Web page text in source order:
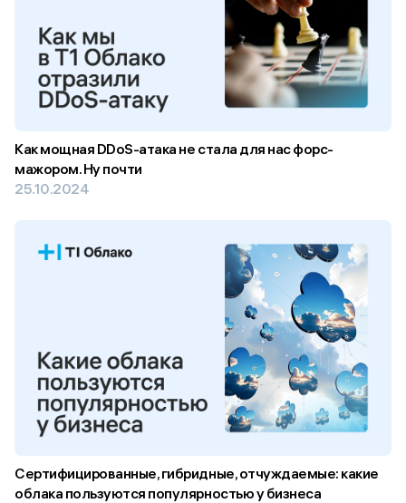
Как мощная DDoS-атака не стала для нас форс-
мажором. Ну почти
25.10.2024
Сертифицированные, гибридные, отчуждаемые: какие
облака пользуются популярностью у бизнеса